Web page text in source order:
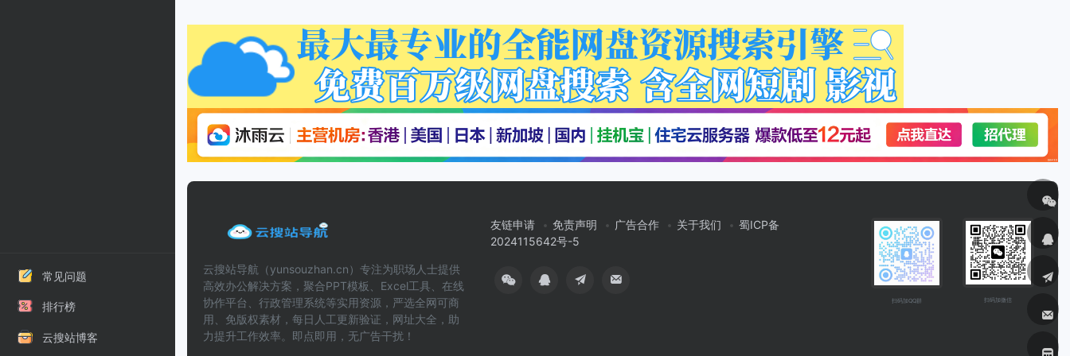
常见问题
排行榜
云搜站博客
云搜站导航（yunsouzhan.cn）专注为职场人士提供
高效办公解决方案，聚合PPT模板、Excel工具、在线
协作平台、行政管理系统等实用资源，严选全网可商
用、免版权素材，每日人工更新验证，网址大全，助
力提升工作效率。即点即用，无广告干扰！
友链申请 免责声明 广告合作 关于我们
蜀ICP备
2024115642号-5
扫码加QQ群 扫码加微信